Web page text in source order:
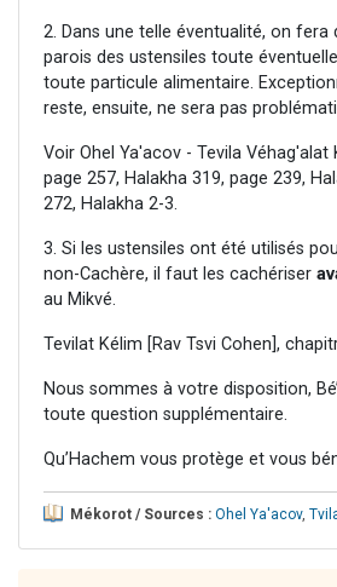
2. Dans une telle éventualité, on fera
parois des ustensiles toute
toute particule alimentaire.
reste, ensuite, ne sera pas
Voir Ohel Ya'acov - Tevila Véhag'alat
page 257, Halakha 319, page 239,
272, Halakha 2-3.
3. Si les ustensiles ont été utilisés
non-Cachère, il faut les cachériser
au Mikvé.
Tevilat Kélim [Rav Tsvi Cohen],
Nous sommes à votre disposition,
toute question supplémentaire.
Qu’Hachem vous protège et vous
Mékorot / Sources : Ohel Ya'acov,